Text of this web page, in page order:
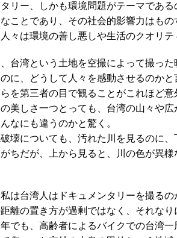
リー、しかも環境問題がテーマであ
ことであり、その社会的影響力はもの
々は環境の善し悪しや生活のクオリ
台湾という土地を空撮によって撮った
に、どうして人々を感動させるのかと
を第三者の目で観ることがこれほど
美しさ一つとっても、台湾の山々や
なにも違うのかと驚く。
壊についても、汚れた川を見るのに
ちだが、上から見ると、川の色が異
は台湾人はドキュメンタリーを撮るの
離の置き方が過剰ではなく、それなり
でも、高齢者によるバイクでの台湾一